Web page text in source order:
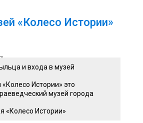
«Колесо Истории»
и входа в музей
Истории» это
музей города
«Колесо Истории»